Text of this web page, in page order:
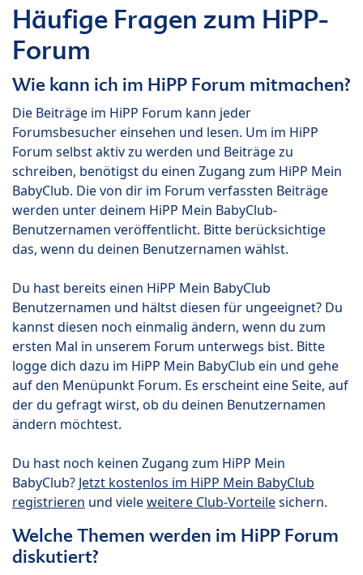
Häufige Fragen zum HiPP-
Forum
Wie kann ich im HiPP Forum mitmachen?
Die Beiträge im HiPP Forum kann jeder
Forumsbesucher einsehen und lesen. Um im HiPP
Forum selbst aktiv zu werden und Beiträge zu
schreiben, benötigst du einen Zugang zum HiPP Mein
BabyClub. Die von dir im Forum verfassten Beiträge
werden unter deinem HiPP Mein BabyClub-
Benutzernamen veröffentlicht. Bitte berücksichtige
das, wenn du deinen Benutzernamen wählst.
Du hast bereits einen HiPP Mein BabyClub
Benutzernamen und hältst diesen für ungeeignet? Du
kannst diesen noch einmalig ändern, wenn du zum
ersten Mal in unserem Forum unterwegs bist. Bitte
logge dich dazu im HiPP Mein BabyClub ein und gehe
auf den Menüpunkt Forum. Es erscheint eine Seite, auf
der du gefragt wirst, ob du deinen Benutzernamen
ändern möchtest.
Du hast noch keinen Zugang zum HiPP Mein
BabyClub? Jetzt kostenlos im HiPP Mein BabyClub
registrieren und vieleweitere Club-Vorteilesichern.
Welche Themen werden im HiPP Forum
diskutiert?